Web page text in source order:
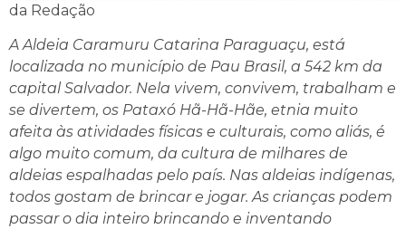
da Redação
A Aldeia Caramuru Catarina Paraguaçu, está
localizada no município de Pau Brasil, a 542 km da
capital Salvador. Nela vivem, convivem, trabalham e
se divertem, os Pataxó Hã-Hã-Hãe, etnia muito
afeita às atividades físicas e culturais, como aliás, é
algo muito comum, da cultura de milhares de
aldeias espalhadas pelo país. Nas aldeias indígenas,
todos gostam de brincar e jogar. As crianças podem
passar o dia inteiro brincando e inventando